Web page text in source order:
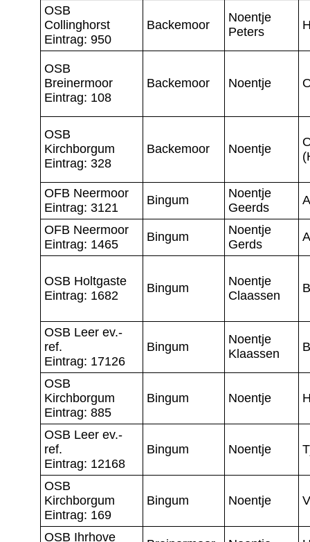
OSB
Collinghorst
Eintrag: 950
Backemoor
Noentje
Peters
OSB
Breinermoor
Eintrag: 108
Backemoor Noentje
OSB
Kirchborgum
Eintrag: 328
Backemoor Noentje
OFB Neermoor
Eintrag: 3121
Bingum
Noentje
Geerds
OFB Neermoor
Eintrag: 1465
Bingum
Noentje
Gerds
OSB Holtgaste
Eintrag: 1682
Bingum
Noentje
Claassen
OSB Leer ev.-
ref.
Eintrag: 17126
Bingum
Noentje
Klaassen
OSB
Kirchborgum
Eintrag: 885
Bingum Noentje
OSB Leer ev.-
ref.
Eintrag: 12168
Bingum Noentje
OSB
Kirchborgum
Eintrag: 169
Bingum Noentje
OSB Ihrhove